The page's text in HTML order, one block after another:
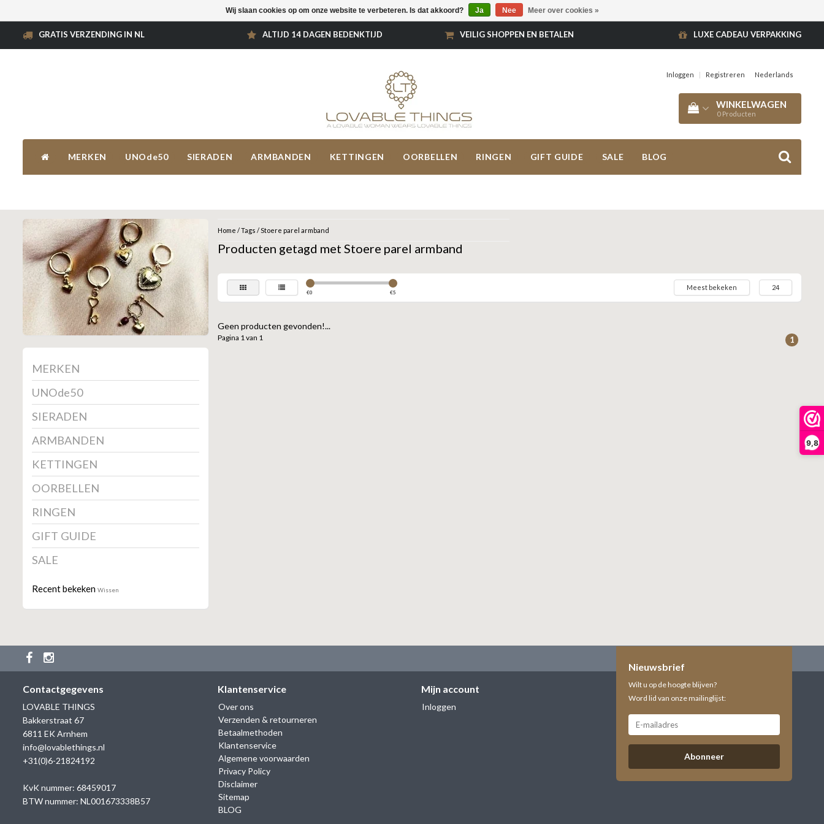
9,8
GRATIS VERZENDING IN NL ALTIJD 14 DAGEN BEDENKTIJD VEILIG SHOPPEN EN BETALEN LUXE CADEAU VERPAKKING
Inloggen | Registreren Nederlands
WINKELWAGEN
0 Producten
MERKEN UNOde50 SIERADEN ARMBANDEN KETTINGEN OORBELLEN RINGEN GIFT GUIDE SALE BLOG
MERKEN
UNOde50
SIERADEN
ARMBANDEN
KETTINGEN
OORBELLEN
RINGEN
GIFT GUIDE
SALE
Recent bekeken Wissen
Home /Tags /Stoere parel armband
Producten getagd met Stoere parel armband
€0 €5
Meest bekeken 24
Geen producten gevonden!...
Pagina 1 van 1 1
Contactgegevens
LOVABLE THINGS
Bakkerstraat 67
6811 EK Arnhem
info@lovablethings.nl
+31(0)6-21824192
KvK nummer: 68459017
BTW nummer: NL001673338B57
Klantenservice
Over ons
Verzenden & retourneren
Betaalmethoden
Klantenservice
Algemene voorwaarden
Privacy Policy
Disclaimer
Sitemap
BLOG
Mijn account
Inloggen
Nieuwsbrief
Wilt u op de hoogte blijven?
Word lid van onze mailinglijst:
Abonneer
Wij slaan cookies op om onze website te verbeteren. Is dat akkoord? Ja Nee Meer over cookies »